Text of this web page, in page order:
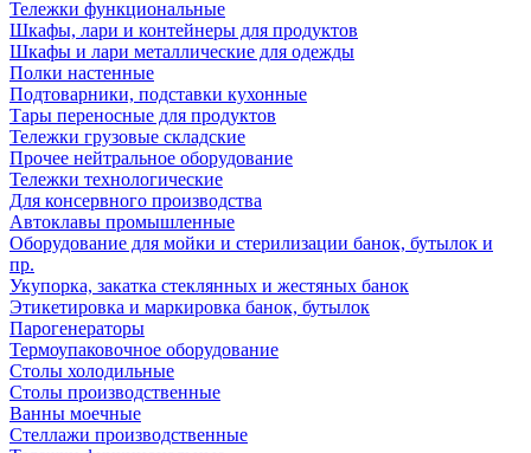
Тележки функциональные
Шкафы, лари и контейнеры для продуктов
Шкафы и лари металлические для одежды
Полки настенные
Подтоварники, подставки кухонные
Тары переносные для продуктов
Тележки грузовые складские
Прочее нейтральное оборудование
Тележки технологические
Для консервного производства
Автоклавы промышленные
Оборудование для мойки и стерилизации банок, бутылок и
пр.
Укупорка, закатка стеклянных и жестяных банок
Этикетировка и маркировка банок, бутылок
Парогенераторы
Термоупаковочное оборудование
Столы холодильные
Столы производственные
Ванны моечные
Стеллажи производственные